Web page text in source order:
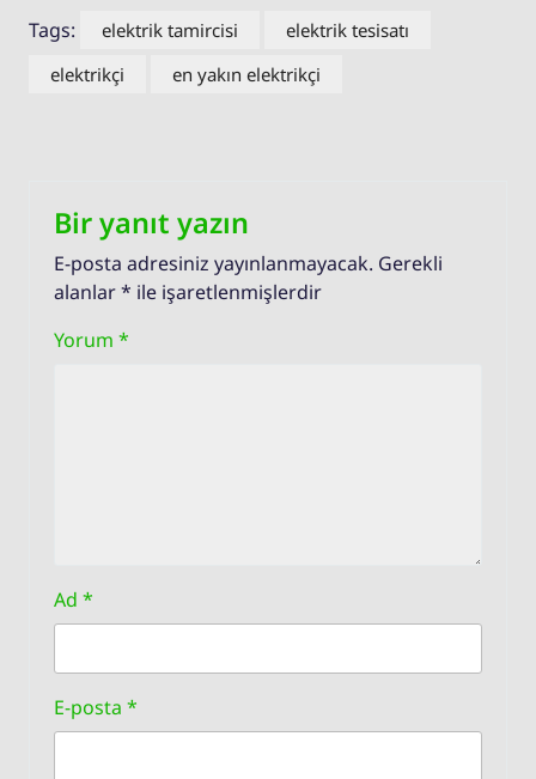
Tags: elektrik tamircisi
elektrik tesisatı
elektrikçi
en yakın elektrikçi
Bir yanıt yazın
E-posta adresiniz yayınlanmayacak. Gerekli
alanlar* ile işaretlenmişlerdir
Yorum *
Ad *
E-posta *